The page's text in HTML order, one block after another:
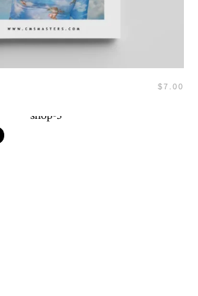
Adaugă în coș
$7.00